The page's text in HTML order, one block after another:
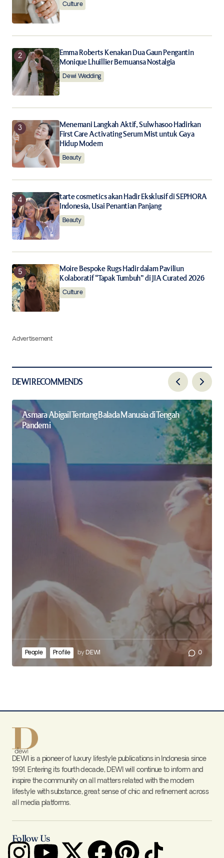
Save my name, email, and website in this browser for
the next time I comment.
Notify me of new posts by email.
Submit Comment
Culture
Emma Roberts Kenakan Dua Gaun Pengantin
Monique Lhuillier Bernuansa Nostalgia
Dewi Wedding
Menemani Langkah Aktif, Sulwhasoo Hadirkan
First Care Activating Serum Mist untuk Gaya
Hidup Modern
Beauty
tarte cosmetics akan Hadir Eksklusif di SEPHORA
Indonesia, Usai Penantian Panjang
Beauty
Moire Bespoke Rugs Hadir dalam Paviliun
Kolaboratif “Tapak Tumbuh” di JIA Curated 2026
Culture
Advertisement
DEWI RECOMMENDS
Asmara Abigail Tentang Balada Manusia di Tengah
Pandemi
People Profile byDEWI 0
DEWI is a pioneer of luxury lifestyle publications in Indonesia since
1991. Entering its fourth decade, DEWI will continue to inform and
inspire the community on all matters related with the modern
lifestyle with substance, great sense of chic and refinement across
all media platforms.
Follow Us